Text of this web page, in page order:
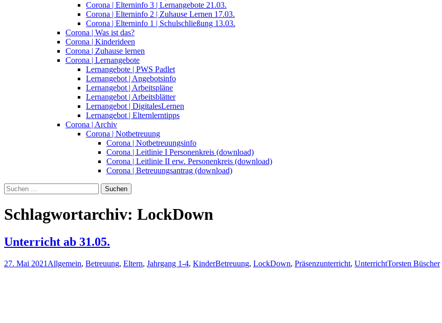
Corona | Elterninfo 3 | Lernangebote 21.03.
Corona | Elterninfo 2 | Zuhause Lernen 17.03.
Corona | Elterninfo 1 | Schulschließung 13.03.
Corona | Was ist das?
Corona | Kinderideen
Corona | Zuhause lernen
Corona | Lernangebote
Lernangebote | PWS Padlet
Lernangebot | Angebotsinfo
Lernangebot | Arbeitspläne
Lernangebot | Arbeitsblätter
Lernangebot | DigitalesLernen
Lernangebot | Elternlerntipps
Corona | Archiv
Corona | Notbetreuung
Corona | Notbetreuungsinfo
Corona | Leitlinie I Personenkreis (download)
Corona | Leitlinie II erw. Personenkreis (download)
Corona | Betreuungsantrag (download)
Suchen
nach:
Schlagwortarchiv: LockDown
Unterricht ab 31.05.
27. Mai 2021 Allgemein, Betreuung, Eltern, Jahrgang 1-4, KinderBetreuung, LockDown, Präsenzunterricht, UnterrichtTorsten Büscher